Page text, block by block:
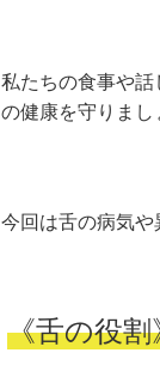
私たちの食事や
の健康を守りまし
今回は舌の病気や
《舌の役割